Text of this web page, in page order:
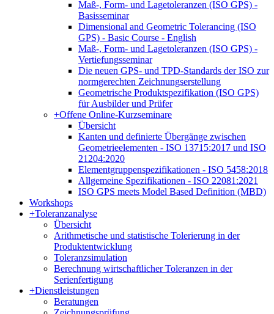
Maß-, Form- und Lagetoleranzen (ISO GPS) -
Basisseminar
Dimensional and Geometric Tolerancing (ISO
GPS) - Basic Course - English
Maß-, Form- und Lagetoleranzen (ISO GPS) -
Vertiefungsseminar
Die neuen GPS- und TPD-Standards der ISO zur
normgerechten Zeichnungserstellung
Geometrische Produktspezifikation (ISO GPS)
für Ausbilder und Prüfer
+Offene Online-Kurzseminare
Übersicht
Kanten und definierte Übergänge zwischen
Geometrieelementen - ISO 13715:2017 und ISO
21204:2020
Elementgruppenspezifikationen - ISO 5458:2018
Allgemeine Spezifikationen - ISO 22081:2021
ISO GPS meets Model Based Definition (MBD)
Workshops
+Toleranzanalyse
Übersicht
Arithmetische und statistische Tolerierung in der
Produktentwicklung
Toleranzsimulation
Berechnung wirtschaftlicher Toleranzen in der
Serienfertigung
+Dienstleistungen
Beratungen